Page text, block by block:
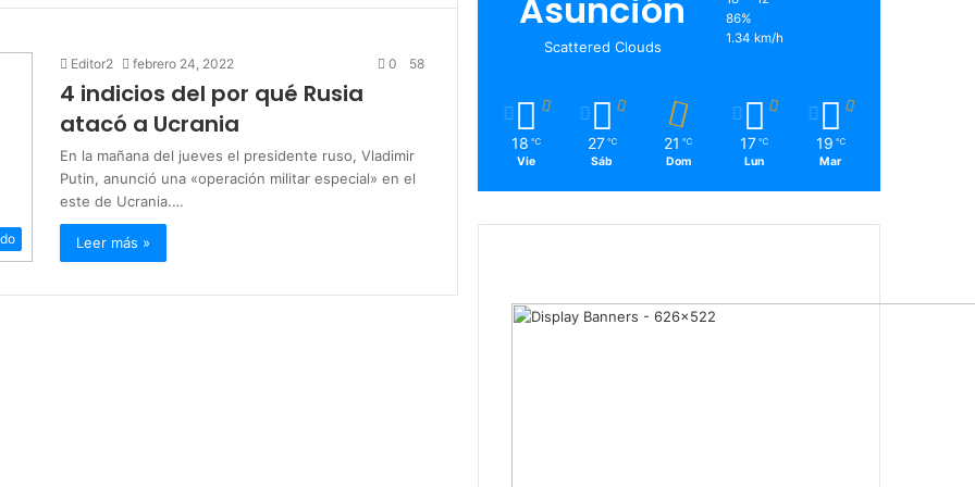
Editor2 febrero 24, 2022 0 58
4 indicios del por qué Rusia
atacó a Ucrania
En la mañana del jueves el presidente ruso, Vladimir
Putin, anunció una «operación militar especial» en el
este de Ucrania.…
Leer más »
Asunción
Scattered Clouds
86%
1.34 km/h
18 ℃
Vie
27 ℃
Sáb
21 ℃
Dom
17 ℃
Lun
19 ℃
Mar